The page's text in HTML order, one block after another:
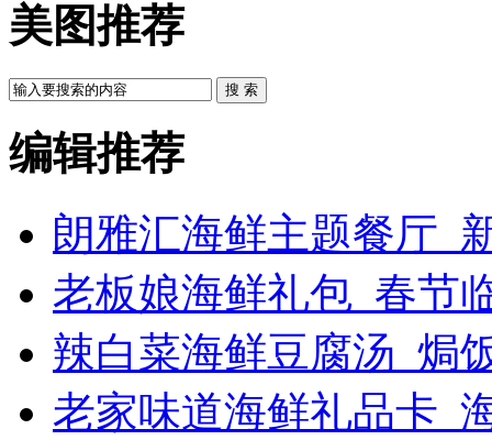
美图推荐
搜 索
编辑推荐
朗雅汇海鲜主题餐厅_
老板娘海鲜礼包_春节
辣白菜海鲜豆腐汤_焗
老家味道海鲜礼品卡_